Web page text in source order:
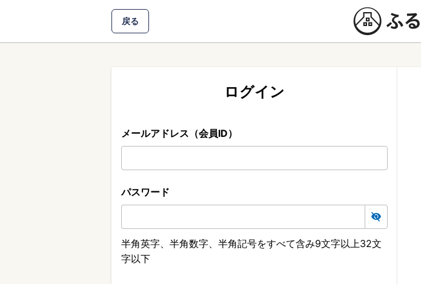
戻る
ログイン
メールアドレス（会員ID）
パスワード
半角英字、半角数字、半角記号をすべて含み9文字以上32文
字以下